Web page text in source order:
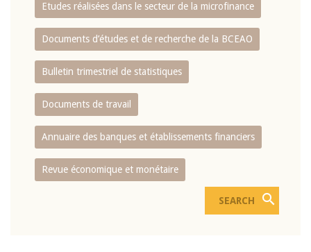
Etudes réalisées dans le secteur de la microfinance
Documents d’études et de recherche de la BCEAO
Bulletin trimestriel de statistiques
Documents de travail
Annuaire des banques et établissements financiers
Revue économique et monétaire